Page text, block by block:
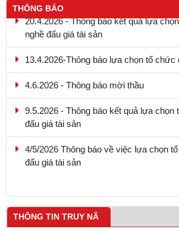
THÔNG BÁO
20.4.2026 - Thông báo kết quả lựa chọn
nghề đấu giá tài sản
đấu giá tài sản
đấu giá tài sản
THÔNG TIN TRUY NÃ